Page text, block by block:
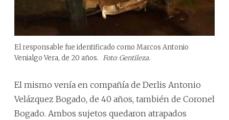
El responsable fue identificado como Marcos Antonio
Venialgo Vera, de 20 años. Foto: Gentileza.
El mismo venía en compañía de Derlis Antonio
Velázquez Bogado, de 40 años, también de Coronel
Bogado. Ambos sujetos quedaron atrapados